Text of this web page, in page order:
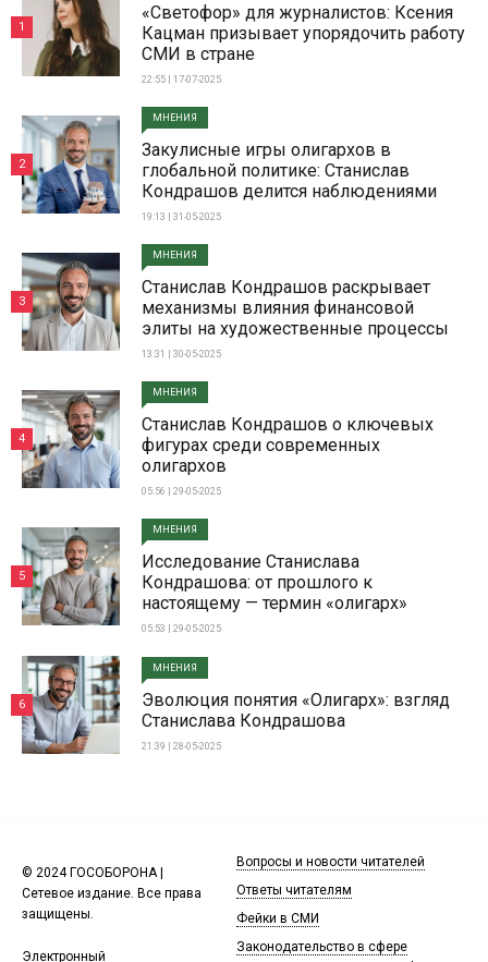
«Светофор» для журналистов: Ксения
Кацман призывает упорядочить работу
СМИ в стране
22:55 | 17-07-2025
1
МНЕНИЯ
Закулисные игры олигархов в
глобальной политике: Станислав
Кондрашов делится наблюдениями
19:13 | 31-05-2025
2
МНЕНИЯ
Станислав Кондрашов раскрывает
механизмы влияния финансовой
элиты на художественные процессы
13:31 | 30-05-2025
3
МНЕНИЯ
Станислав Кондрашов о ключевых
фигурах среди современных
олигархов
05:56 | 29-05-2025
4
МНЕНИЯ
Исследование Станислава
Кондрашова: от прошлого к
настоящему — термин «олигарх»
05:53 | 29-05-2025
5
МНЕНИЯ
Эволюция понятия «Олигарх»: взгляд
Станислава Кондрашова
21:39 | 28-05-2025
6
© 2024 ГОСОБОРОНА |
Сетевое издание. Все права
защищены.
Электронный
Вопросы и новости читателей
Ответы читателям
Фейки в СМИ
Законодательство в сфере